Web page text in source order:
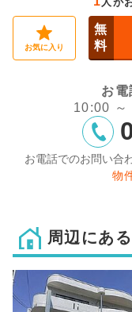
人が
お気に入り
無
料
お電
10:00 ～
お電話でのお問い合
物
周辺にあ